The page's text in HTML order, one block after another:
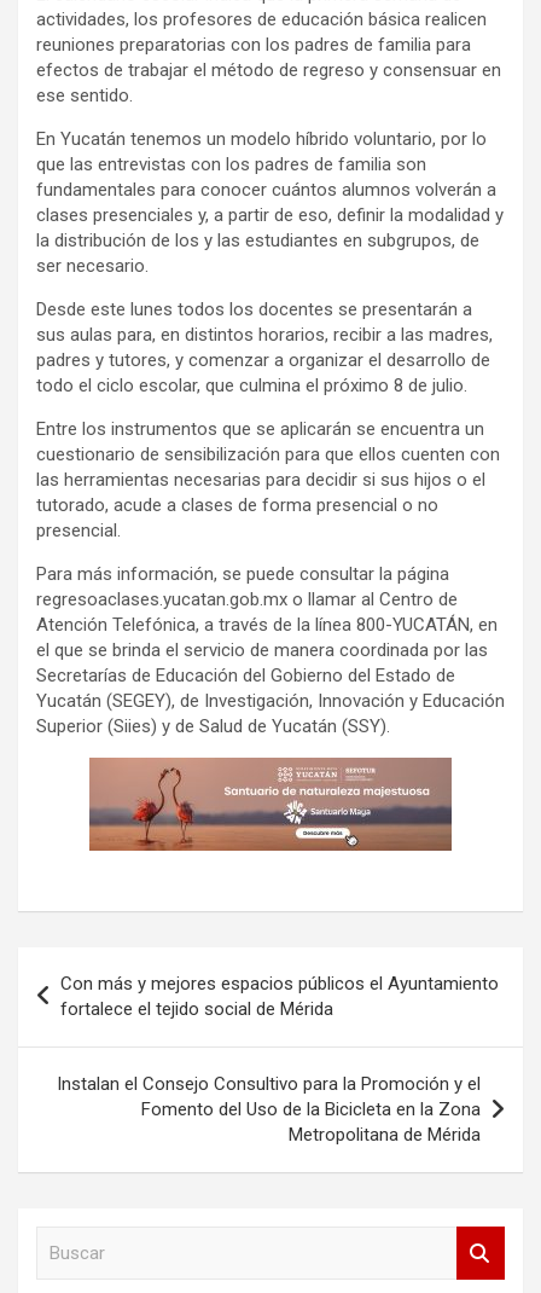
actividades, los profesores de educación básica realicen
reuniones preparatorias con los padres de familia para
efectos de trabajar el método de regreso y consensuar en
ese sentido.
En Yucatán tenemos un modelo híbrido voluntario, por lo
que las entrevistas con los padres de familia son
fundamentales para conocer cuántos alumnos volverán a
clases presenciales y, a partir de eso, definir la modalidad y
la distribución de los y las estudiantes en subgrupos, de
ser necesario.
Desde este lunes todos los docentes se presentarán a
sus aulas para, en distintos horarios, recibir a las madres,
padres y tutores, y comenzar a organizar el desarrollo de
todo el ciclo escolar, que culmina el próximo 8 de julio.
Entre los instrumentos que se aplicarán se encuentra un
cuestionario de sensibilización para que ellos cuenten con
las herramientas necesarias para decidir si sus hijos o el
tutorado, acude a clases de forma presencial o no
presencial.
Para más información, se puede consultar la página
regresoaclases.yucatan.gob.mx o llamar al Centro de
Atención Telefónica, a través de la línea 800-YUCATÁN, en
el que se brinda el servicio de manera coordinada por las
Secretarías de Educación del Gobierno del Estado de
Yucatán (SEGEY), de Investigación, Innovación y Educación
Superior (Siies) y de Salud de Yucatán (SSY).
de
entradas
Con más y mejores espacios públicos el Ayuntamiento
fortalece el tejido social de Mérida
Instalan el Consejo Consultivo para la Promoción y el
Fomento del Uso de la Bicicleta en la Zona
Metropolitana de Mérida